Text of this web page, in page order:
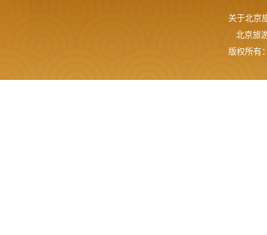
关于北京
北京旅
版权所有